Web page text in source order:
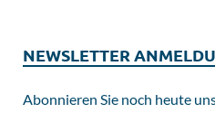
NEWSLETTER
Abonnieren Sie noch heute